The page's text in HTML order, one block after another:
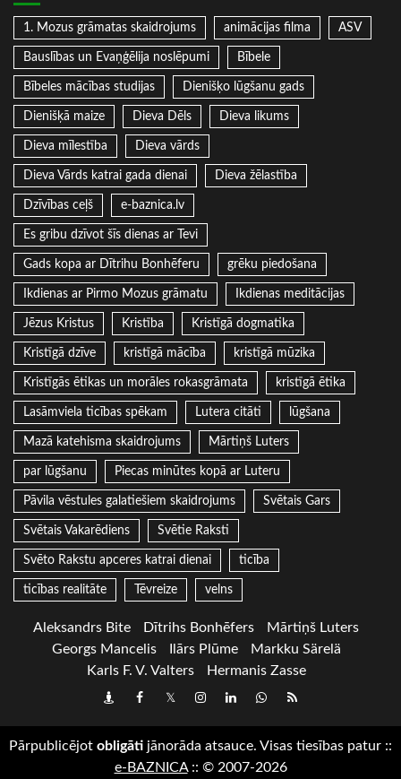
1. Mozus grāmatas skaidrojums animācijas filma ASV
Bauslības un Evaņģēlija noslēpumi Bībele
Bībeles mācības studijas Dienišķo lūgšanu gads
Dienišķā maize Dieva Dēls Dieva likums
Dieva mīlestība Dieva vārds
Dieva Vārds katrai gada dienai Dieva žēlastība
Dzīvības ceļš e-baznica.lv
Es gribu dzīvot šīs dienas ar Tevi
Gads kopa ar Dītrihu Bonhēferu grēku piedošana
Ikdienas ar Pirmo Mozus grāmatu Ikdienas meditācijas
Jēzus Kristus Kristība Kristīgā dogmatika
Kristīgā dzīve kristīgā mācība kristīgā mūzika
Kristīgās ētikas un morāles rokasgrāmata kristīgā ētika
Lasāmviela ticības spēkam Lutera citāti lūgšana
Mazā katehisma skaidrojums Mārtiņš Luters
par lūgšanu Piecas minūtes kopā ar Luteru
Pāvila vēstules galatiešiem skaidrojums Svētais Gars
Svētais Vakarēdiens Svētie Raksti
Svēto Rakstu apceres katrai dienai ticība
ticības realitāte Tēvreize velns
Aleksandrs Bite Dītrihs Bonhēfers
Mārtiņš Luters
Georgs Mancelis
Ilārs Plūme
Markku Särelä
Karls F. V. Valters
Hermanis Zasse
DraugiemFacebook
TwitterInstagram
LinkedInwhatsapp
RSS
Pārpublicējot obligāti jānorāda atsauce. Visas tiesības patur ::
e-BAZNICA:: © 2007-2026